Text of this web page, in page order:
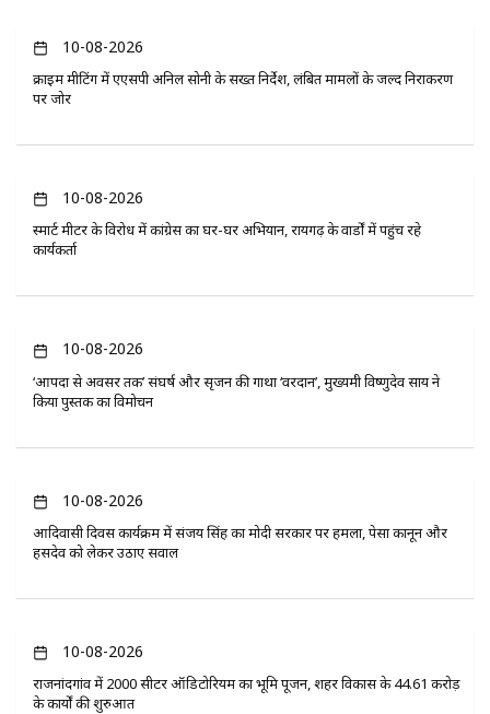
10-08-2026
क्राइम मीटिंग में एएसपी अनिल सोनी के सख्त निर्देश, लंबित मामलों के जल्द निराकरण
पर जोर
10-08-2026
स्मार्ट मीटर के विरोध में कांग्रेस का घर-घर अभियान, रायगढ़ के वार्डों में पहुंच रहे
कार्यकर्ता
10-08-2026
‘आपदा से अवसर तक’ संघर्ष और सृजन की गाथा ‘वरदान’, मुख्यमंत्री विष्णुदेव साय ने
किया पुस्तक का विमोचन
10-08-2026
आदिवासी दिवस कार्यक्रम में संजय सिंह का मोदी सरकार पर हमला, पेसा कानून और
हसदेव को लेकर उठाए सवाल
10-08-2026
राजनांदगांव में 2000 सीटर ऑडिटोरियम का भूमि पूजन, शहर विकास के 44.61 करोड़
के कार्यों की शुरुआत